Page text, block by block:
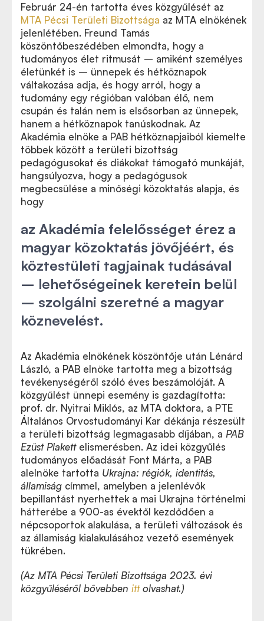
Február 24-én tartotta éves közgyűlését az
MTA Pécsi Területi Bizottsága az MTA elnökének
jelenlétében. Freund Tamás
köszöntőbeszédében elmondta, hogy a
tudományos élet ritmusát – amiként személyes
életünkét is – ünnepek és hétköznapok
váltakozása adja, és hogy arról, hogy a
tudomány egy régióban valóban élő, nem
csupán és talán nem is elsősorban az ünnepek,
hanem a hétköznapok tanúskodnak. Az
Akadémia elnöke a PAB hétköznapjaiból kiemelte
többek között a területi bizottság
pedagógusokat és diákokat támogató munkáját,
hangsúlyozva, hogy a pedagógusok
megbecsülése a minőségi közoktatás alapja, és
hogy
az Akadémia felelősséget érez a
magyar közoktatás jövőjéért, és
köztestületi tagjainak tudásával
– lehetőségeinek keretein belül
– szolgálni szeretné a magyar
köznevelést.
Az Akadémia elnökének köszöntője után Lénárd
László, a PAB elnöke tartotta meg a bizottság
tevékenységéről szóló éves beszámolóját. A
közgyűlést ünnepi esemény is gazdagította:
prof. dr. Nyitrai Miklós, az MTA doktora, a PTE
Általános Orvostudományi Kar dékánja részesült
a területi bizottság legmagasabb díjában, a PAB
Ezüst Plakettelismerésben. Az idei közgyűlés
tudományos előadását Font Márta, a PAB
alelnöke tartotta Ukrajna: régiók, identitás,
államiság címmel, amelyben a jelenlévők
bepillantást nyerhettek a mai Ukrajna történelmi
hátterébe a 900-as évektől kezdődően a
népcsoportok alakulása, a területi változások és
az államiság kialakulásához vezető események
tükrében.
(Az MTA Pécsi Területi Bizottsága 2023. évi
közgyűléséről bővebben ittolvashat.)